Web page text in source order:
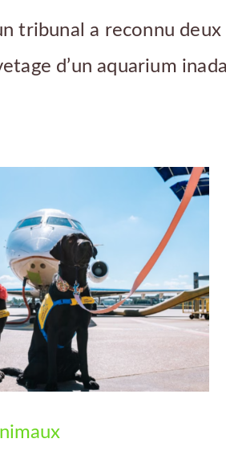
tribunal a reconnu
d’un aquarium